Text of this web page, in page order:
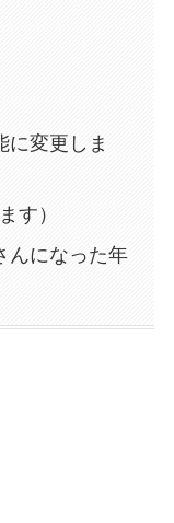
に変更しま
す）
んになった年